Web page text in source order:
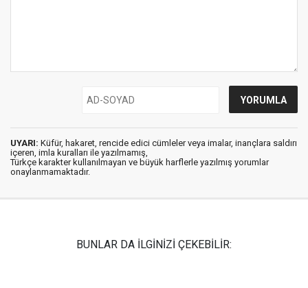
UYARI: Küfür, hakaret, rencide edici cümleler veya imalar, inançlara saldırı
içeren, imla kuralları ile yazılmamış,
Türkçe karakter kullanılmayan ve büyük harflerle yazılmış yorumlar
onaylanmamaktadır.
BUNLAR DA İLGİNİZİ ÇEKEBİLİR: